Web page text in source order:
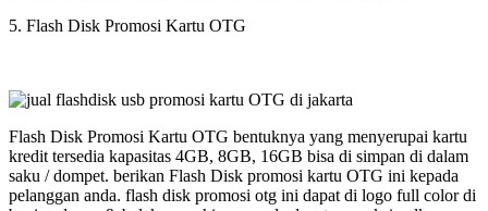
5. Flash Disk Promosi Kartu OTG
Flash Disk Promosi Kartu OTG bentuknya yang menyerupai kartu
kredit tersedia kapasitas 4GB, 8GB, 16GB bisa di simpan di dalam
saku / dompet. berikan Flash Disk promosi kartu OTG ini kepada
pelanggan anda. flash disk promosi otg ini dapat di logo full color di